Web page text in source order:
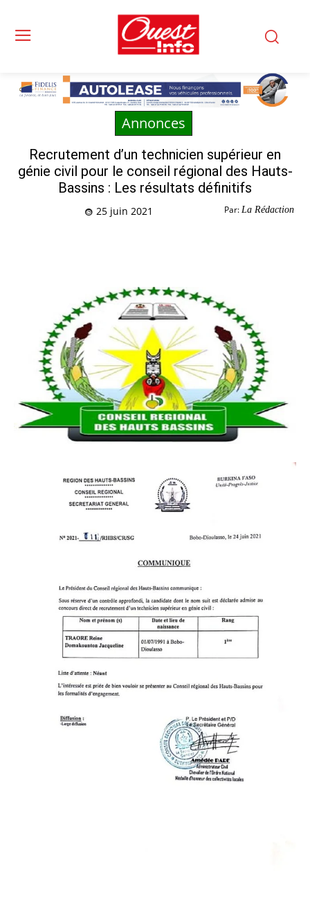
Annonces
Recrutement d’un technicien supérieur en
génie civil pour le conseil régional des Hauts-
Bassins : Les résultats définitifs
Par: La Rédaction
25 juin 2021